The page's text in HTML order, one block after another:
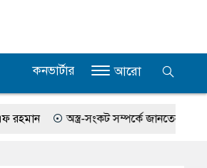
কনভার্টার আরো
অস্ত্র-সংকট সম্পর্কে জানতেন না ট্রাম্প,